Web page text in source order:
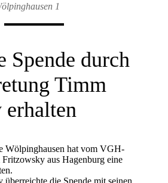
1
Spende durch
Timm
Wölpinghausen hat vom VGH-
aus Hagenburg eine
die Spende mit seinen